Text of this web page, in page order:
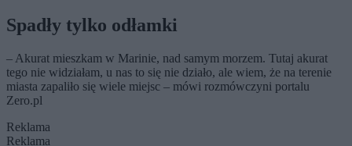
Spadły tylko odłamki
– Akurat mieszkam w Marinie, nad samym morzem. Tutaj akurat
tego nie widziałam, u nas to się nie działo, ale wiem, że na terenie
miasta zapaliło się wiele miejsc – mówi rozmówczyni portalu
Zero.pl
Reklama
Reklama